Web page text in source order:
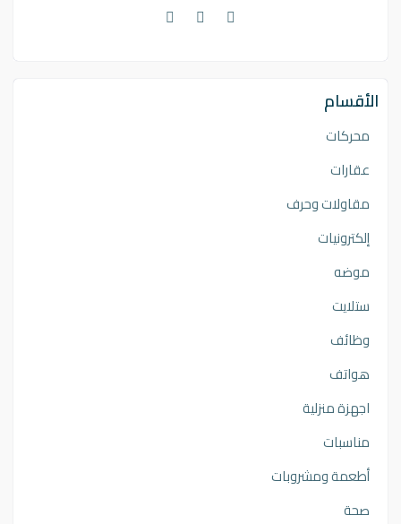
الأقسام
محركات
عقارات
مقاولات وحرف
إلكترونيات
موضه
ستلايت
وظائف
هواتف
اجهزة منزلية
مناسبات
أطعمة ومشروبات
صحة